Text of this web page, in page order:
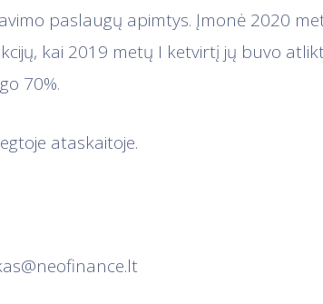
paslaugų apimtys. Įmonė 2020
kai 2019 metų I ketvirtį jų buvo
70%.
ataskaitoje.